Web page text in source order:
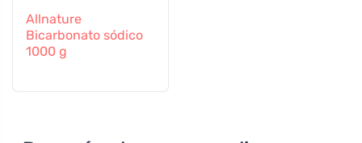
Allnature
Bicarbonato sódico
1000 g